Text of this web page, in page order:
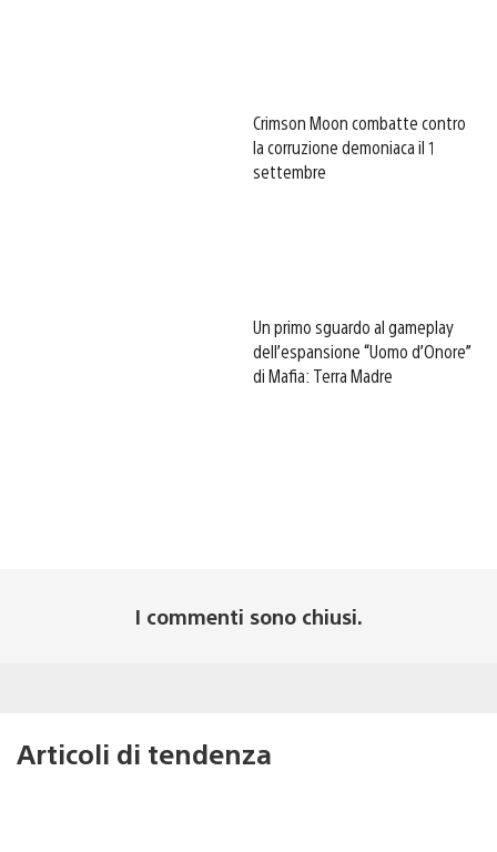
Crimson Moon combatte contro
la corruzione demoniaca il 1
settembre
Un primo sguardo al gameplay
dell’espansione “Uomo d’Onore”
di Mafia: Terra Madre
I commenti sono chiusi.
Articoli di tendenza